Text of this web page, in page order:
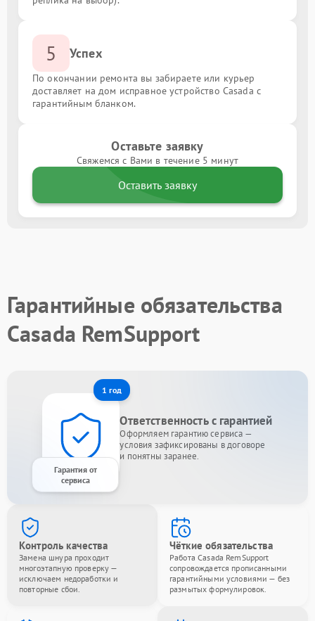
5 Успех
По окончании ремонта вы забираете или курьер
доставляет на дом исправное устройство Casada с
гарантийным бланком.
Оставьте заявку
Свяжемся с Вами в течение 5 минут
Оставить заявку
Гарантийные обязательства
Casada RemSupport
1 год
Гарантия от
сервиса
Ответственность с гарантией
Оформляем гарантию сервиса —
условия зафиксированы в договоре
и понятны заранее.
Контроль качества
Замена шнура проходит
многоэтапную проверку —
исключаем недоработки и
повторные сбои.
Чёткие обязательства
Работа Casada RemSupport
сопровождается прописанными
гарантийными условиями — без
размытых формулировок.